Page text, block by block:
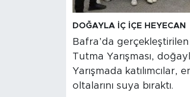
DOĞAYLA İÇ İÇE HEYECAN
Bafra’da gerçekleştirilen
Tutma Yarışması,
Yarışmada katılımcılar,
oltalarını suya bıraktı.